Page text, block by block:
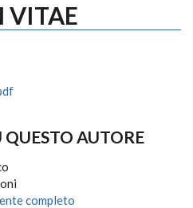
VITAE
AUTORE
completo